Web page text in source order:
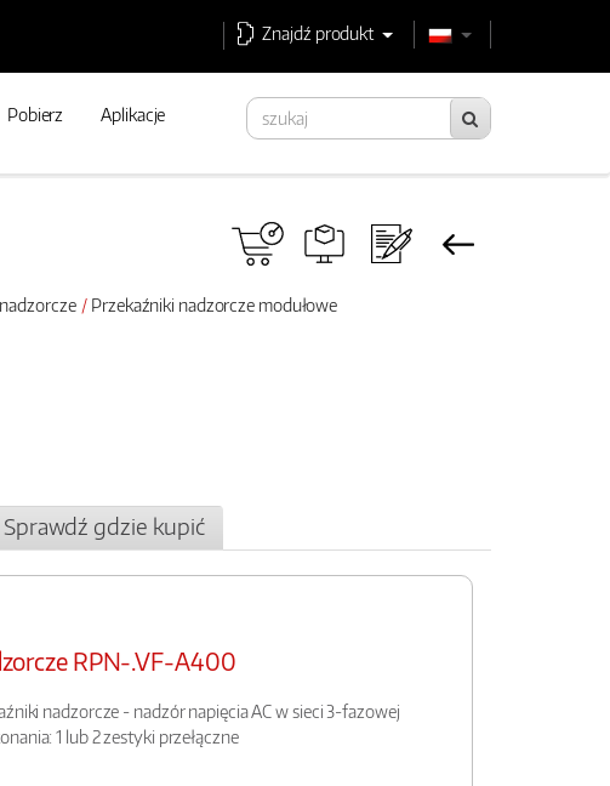
Znajdź produkt
Pobierz Aplikacje
Przekaźniki nadzorcze modułowe
Sprawdź gdzie kupić
RPN-.VF-A400
nadzorcze - nadzór napięcia AC w sieci 3-fazowej
1 lub 2 zestyki przełączne